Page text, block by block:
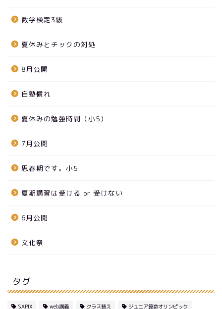
数学検定3級
夏休みとチックの対処
8月公開
自塾慣れ
夏休みの勉強時間（小5）
7月公開
思春期です。小5
夏期講習は受ける or 受けない
6月公開
文化祭
タグ
SAPIX web講義 クラス替え ジュニア算数オリンピック